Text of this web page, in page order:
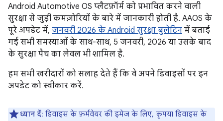
Android Automotive OS प्लैटफ़ॉर्म को प्रभावित करने वाली
सुरक्षा से जुड़ी कमज़ोरियों के बारे में जानकारी होती है. AAOS के
पूरे अपडेट में, जनवरी 2026 के Android सुरक्षा बुलेटिन में बताई
गई सभी समस्याओं के साथ-साथ, 5 जनवरी, 2026 या उसके बाद
के सुरक्षा पैच का लेवल भी शामिल है.
हम सभी खरीदारों को सलाह देते हैं कि वे अपने डिवाइसों पर इन
अपडेट को स्वीकार करें.
ध्यान दें: डिवाइस के फ़र्मवेयर की इमेज के लिए, कृपया डिवाइस के